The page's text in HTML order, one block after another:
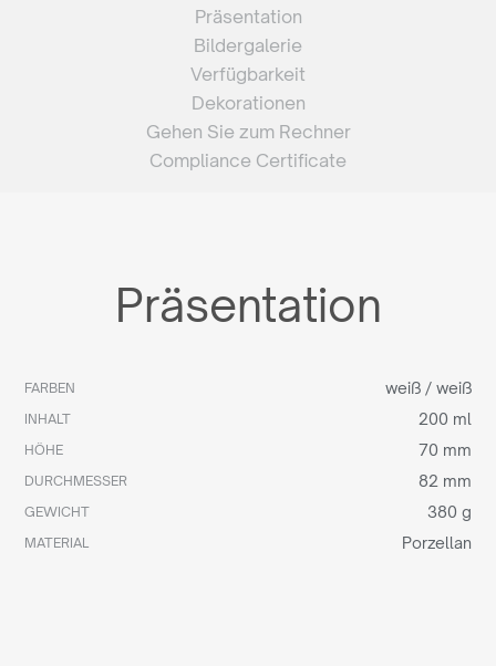
Präsentation
Bildergalerie
Verfügbarkeit
Dekorationen
Gehen Sie zum Rechner
Compliance Certificate
Präsentation
FARBEN weiß / weiß
INHALT 200 ml
HÖHE 70 mm
DURCHMESSER 82 mm
GEWICHT 380 g
MATERIAL Porzellan